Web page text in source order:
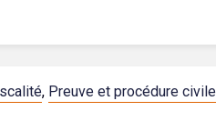
, Preuve et procédure civile